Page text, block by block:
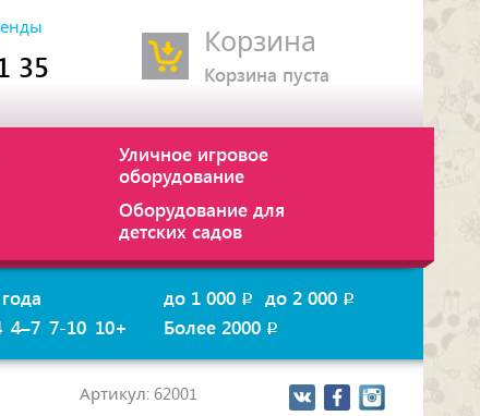
Корзина
Корзина пуста
35
Уличное игровое
оборудование
Оборудование для
детских садов
4–7 7-10 10+
до 1 000 p до 2 000 p
Более 2000 p
Артикул: 62001